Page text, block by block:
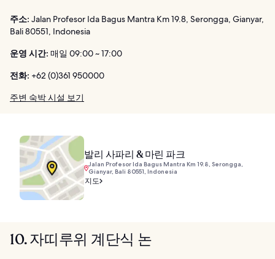
주소: Jalan Profesor Ida Bagus Mantra Km 19.8, Serongga, Gianyar,
Bali 80551, Indonesia
운영 시간: 매일 09:00 ~ 17:00
전화: +62 (0)361 950000
주변 숙박 시설 보기
발리 사파리 & 마린 파크
Jalan Profesor Ida Bagus Mantra Km 19.8, Serongga,
Gianyar, Bali 80551, Indonesia
지도
10. 자띠루위 계단식 논